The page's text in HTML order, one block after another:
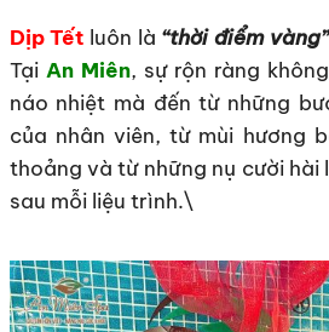
Dịp Tết luôn là “thời điểm vàng”
Tại An Miên, sự rộn ràng
náo nhiệt mà đến từ những
của nhân viên, từ mùi hương
thoảng và từ những nụ cười hài
sau mỗi liệu trình.\